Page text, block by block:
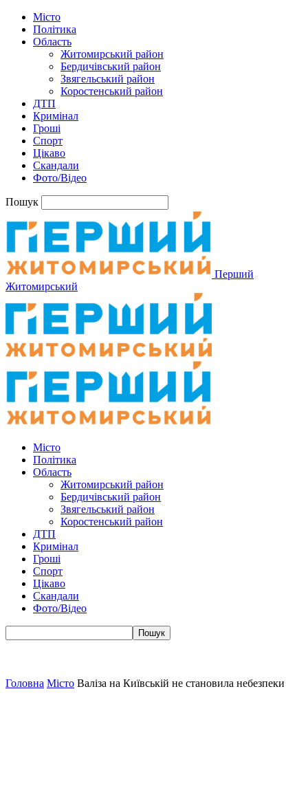
Місто
Політика
Область
Житомирський район
Бердичівський район
Звягельський район
Коростенський район
ДТП
Кримінал
Гроші
Спорт
Цікаво
Скандали
Фото/Відео
Пошук
Перший
Житомирський
Місто
Політика
Область
Житомирський район
Бердичівський район
Звягельський район
Коростенський район
ДТП
Кримінал
Гроші
Спорт
Цікаво
Скандали
Фото/Відео
Головна Місто Валіза на Київській не становила небезпеки